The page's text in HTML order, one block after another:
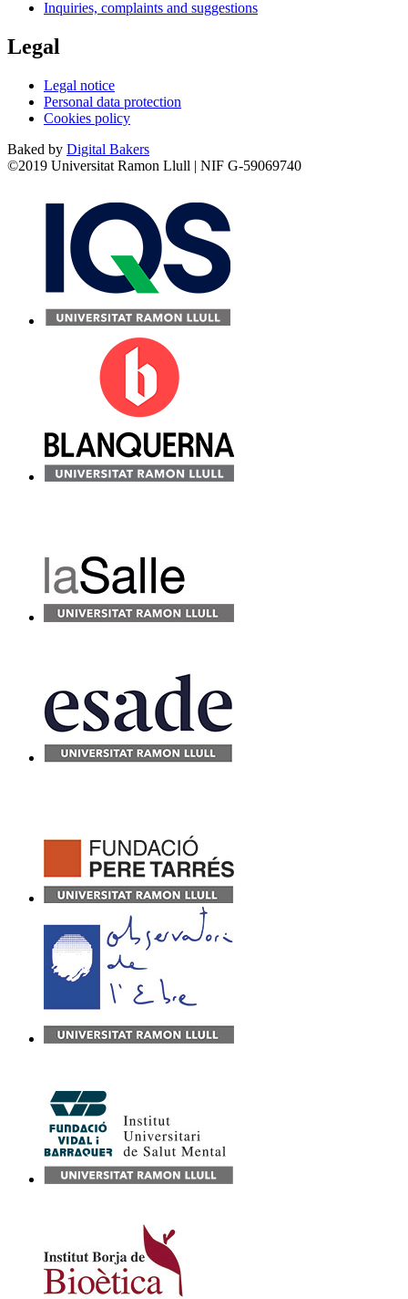
Inquiries, complaints and suggestions
Legal
Legal notice
Personal data protection
Cookies policy
Baked by Digital Bakers
©2019 Universitat Ramon Llull | NIF G-59069740